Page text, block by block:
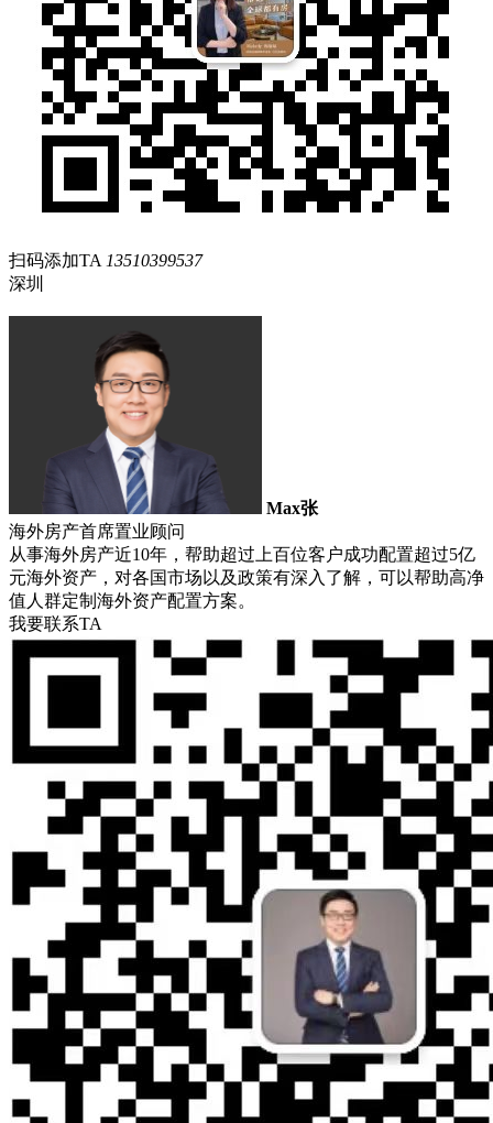
扫码添加TA 13510399537
深圳
Max张
海外房产首席置业顾问
从事海外房产近10年，帮助超过上百位客户成功配置超过5亿
元海外资产，对各国市场以及政策有深入了解，可以帮助高净
值人群定制海外资产配置方案。
我要联系TA